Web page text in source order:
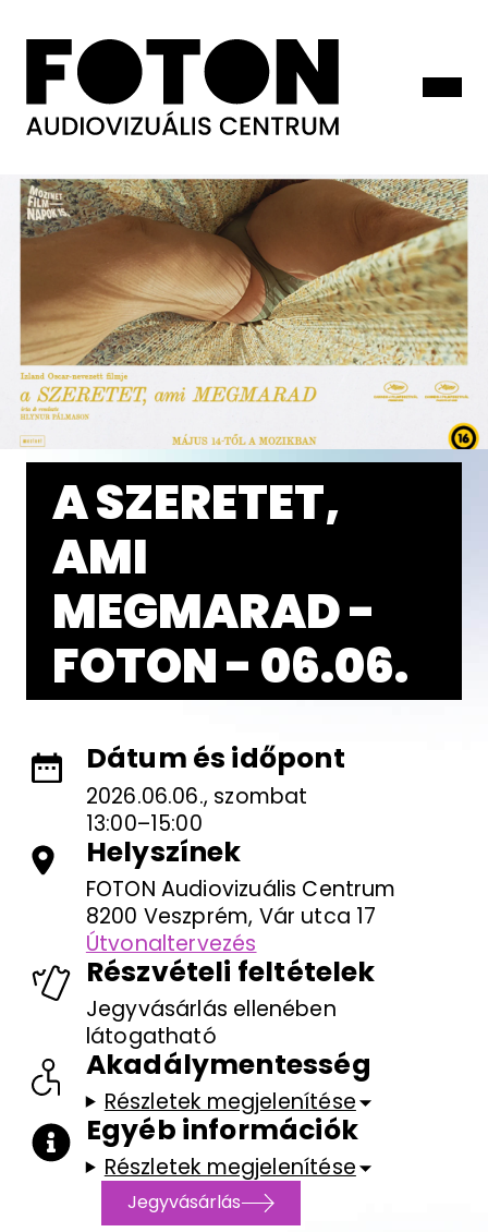
A SZERETET,
AMI
MEGMARAD -
FOTON - 06.06.
Dátum és időpont
2026.06.06., szombat
13:00–15:00
Helyszínek
FOTON Audiovizuális Centrum
8200 Veszprém, Vár utca 17
Útvonaltervezés
Részvételi feltételek
Jegyvásárlás ellenében
látogatható
Akadálymentesség
Részletek megjelenítése
Egyéb információk
Részletek megjelenítése
Jegyvásárlás